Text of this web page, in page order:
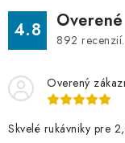
4.8 892 recenzií.
Overený
Skvelé rukávniky pre